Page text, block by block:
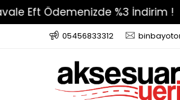
Ödemenizde %3 İndirim !
05456833312